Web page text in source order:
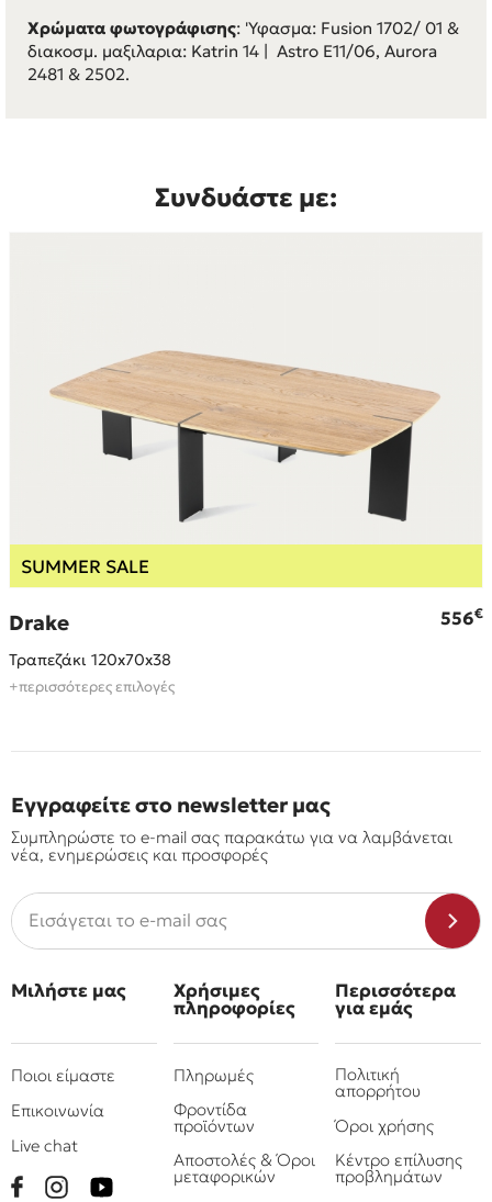
Χρώματα φωτογράφισης: 'Υφασμα: Fusion 1702/ 01 &
διακοσμ. μαξιλαρια: Katrin 14 | Astro Ε11/06, Aurora
2481 & 2502.
Συνδυάστε με:
SUMMER SALE
Drake 556€
Τραπεζάκι 120x70x38
+περισσότερες επιλογές
Εγγραφείτε στο newsletter μας
Συμπληρώστε το e-mail σας παρακάτω για να λαμβάνεται
νέα, ενημερώσεις και προσφορές
Μιλήστε μας
Ποιοι είμαστε
Επικοινωνία
Live chat
Χρήσιμες
πληροφορίες
Πληρωμές
Φροντίδα
προϊόντων
Αποστολές & Όροι
μεταφορικών
Περισσότερα
για εμάς
Πολιτική
απορρήτου
Όροι χρήσης
Κέντρο επίλυσης
προβλημάτων